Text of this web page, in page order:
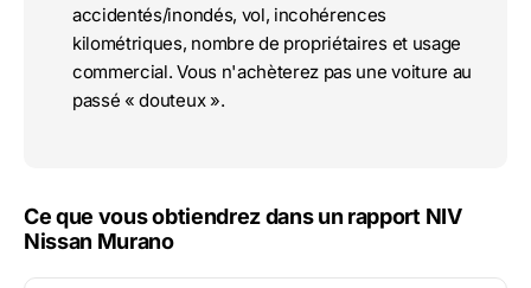
accidentés/inondés, vol, incohérences
kilométriques, nombre de propriétaires et usage
commercial. Vous n'achèterez pas une voiture au
passé « douteux ».
Ce que vous obtiendrez dans un rapport NIV
Nissan Murano